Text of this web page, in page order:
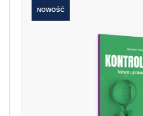
NOWOŚĆ